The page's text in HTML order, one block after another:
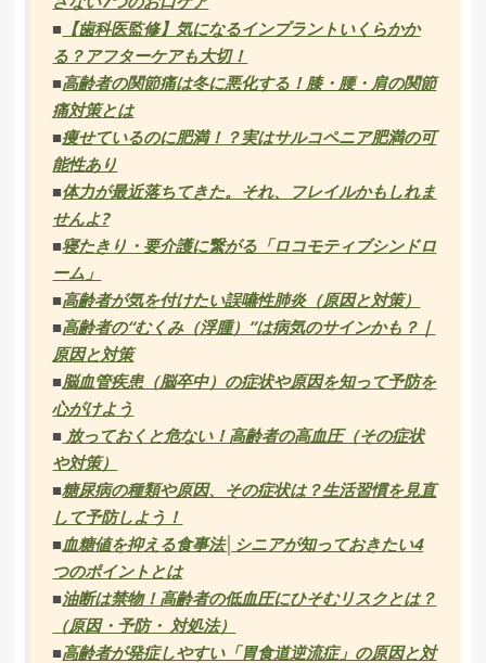
■ 【歯科医監修】気になるインプラントいくらかか
る？アフターケアも大切！
■高齢者の関節痛は冬に悪化する！膝・腰・肩の関節
痛対策とは
■痩せているのに肥満！？実はサルコペニア肥満の可
能性あり
■体力が最近落ちてきた。それ、フレイルかもしれま
せんよ?
■寝たきり・要介護に繋がる「ロコモティブシンドロ
ーム」
■高齢者が気を付けたい誤嚥性肺炎（原因と対策）
■高齢者の“むくみ（浮腫）”は病気のサインかも？｜
原因と対策
■脳血管疾患（脳卒中）の症状や原因を知って予防を
心がけよう
■ 放っておくと危ない！高齢者の高血圧（その症状
や対策）
■糖尿病の種類や原因、その症状は？生活習慣を見直
して予防しよう！
■血糖値を抑える食事法│シニアが知っておきたい4
つのポイントとは
■油断は禁物！高齢者の低血圧にひそむリスクとは？
（原因・予防・ 対処法）
■高齢者が発症しやすい「胃食道逆流症」の原因と対